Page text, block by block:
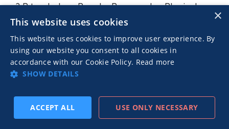
3 P tambahan: People, Process, dan Physical
Evidence, agar pemasaran juga relevan untuk
layanan.
Menyederhanakan Proses Pemasaran
4 P seolah-olah mengasumsikan bahwa proses
pemasaran adalah hal yang sederhana:
×
This website uses cookies
This website uses cookies to improve user experience. By
using our website you consent to all cookies in
accordance with our Cookie Policy. Read more
SHOW DETAILS
ACCEPT ALL USE ONLY NECESSARY